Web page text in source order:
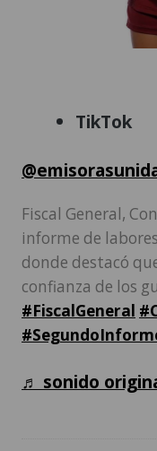
TikTok
Fiscal General,
informe de
donde destacó
confianza de los
#FiscalGeneral
♬ sonido